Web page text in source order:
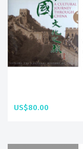
US$80.00